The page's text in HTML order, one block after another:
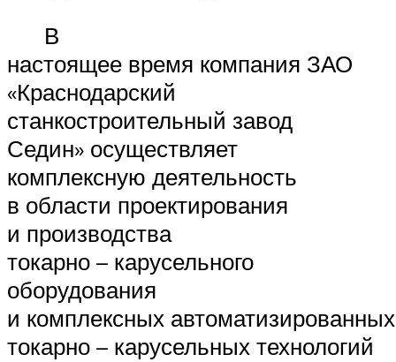
В
настоящее время компания ЗАО
«Краснодарский
станкостроительный завод
Седин» осуществляет
комплексную деятельность
в области проектирования
и производства
токарно – карусельного
оборудования
и комплексных автоматизированных
токарно – карусельных технологий